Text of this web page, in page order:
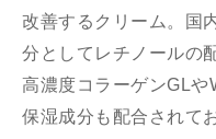
改善するクリーム。国
分としてレチノールの
高濃度コラーゲンGLや
保湿成分も配合されて